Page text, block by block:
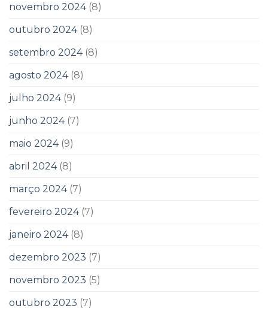
novembro 2024(8)
outubro 2024(8)
setembro 2024(8)
agosto 2024(8)
julho 2024(9)
junho 2024(7)
maio 2024(9)
abril 2024(8)
março 2024(7)
fevereiro 2024(7)
janeiro 2024(8)
dezembro 2023 (7)
novembro 2023 (5)
outubro 2023 (7)